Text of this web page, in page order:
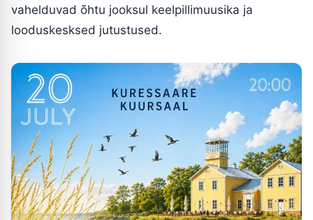
vahelduvad õhtu jooksul keelpillimuusika ja
looduskesksed jutustused.